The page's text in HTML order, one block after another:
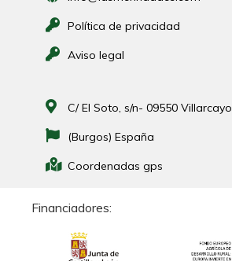
Política de privacidad
Aviso legal
C/ El Soto, s/n- 09550 Villarcayo
(Burgos) España
Coordenadas gps
Financiadores: